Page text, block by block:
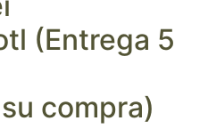
(Entrega 5
compra)